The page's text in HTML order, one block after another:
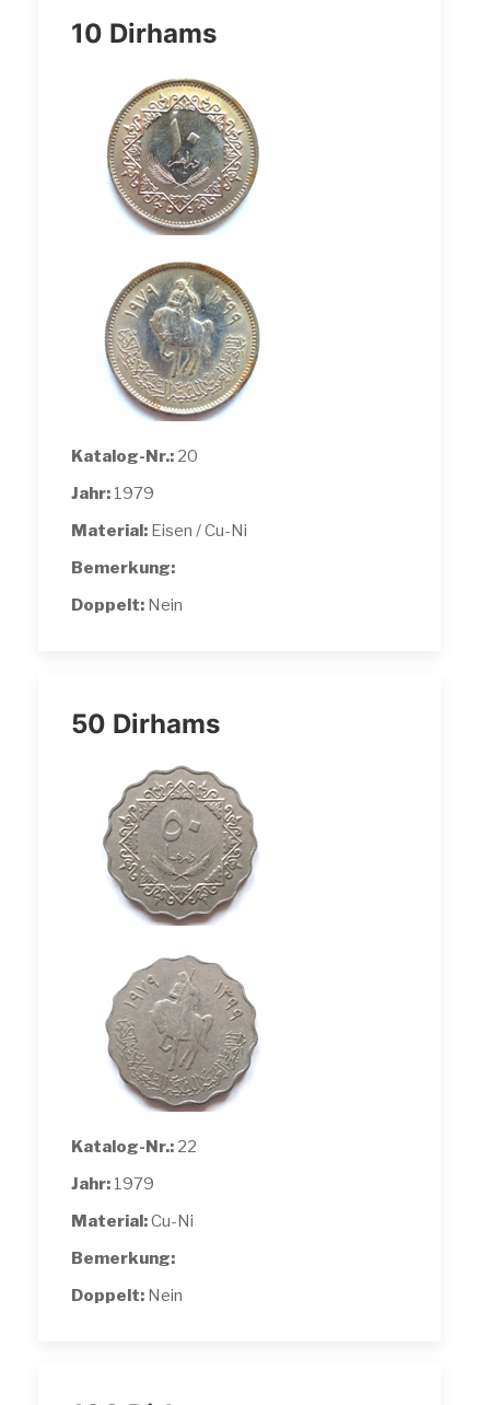
10 Dirhams
Katalog-Nr.: 20
Jahr: 1979
Material: Eisen / Cu-Ni
Bemerkung:
Doppelt: Nein
50 Dirhams
Katalog-Nr.: 22
Jahr: 1979
Material:Cu-Ni
Bemerkung:
Doppelt: Nein